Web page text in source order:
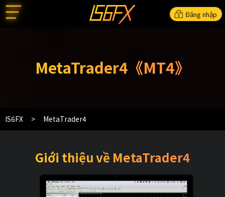
Đăng nhập
MetaTrader4《MT4》
IS6FX MetaTrader4
Giới thiệu về MetaTrader4